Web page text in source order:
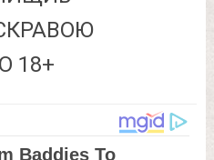
18+